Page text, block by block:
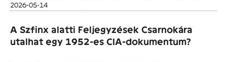
2026-05-14
A Szfinx alatti Feljegyzések Csarnokára
utalhat egy 1952-es CIA-dokumentum?